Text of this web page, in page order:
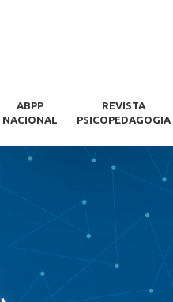
ABPP
NACIONAL
REVISTA
PSICOPEDAGOGIA